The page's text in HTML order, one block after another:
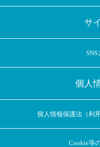
サ
個人
個人情報保護法（利
Cookie等